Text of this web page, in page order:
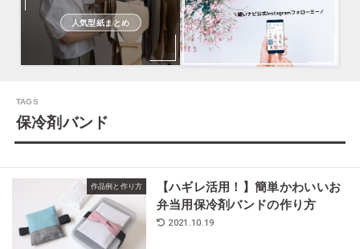
人気型紙まとめ
保冷剤バンド
作品例と作り方
【ハギレ活用！】簡単かわいいお
弁当用保冷剤バンドの作り方
2021.10.19